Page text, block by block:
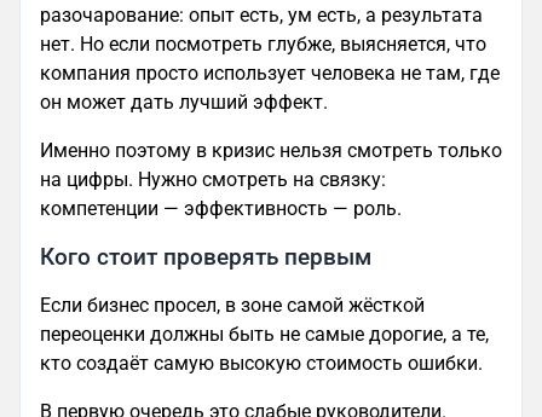
разочарование: опыт есть, ум есть, а результата
нет. Но если посмотреть глубже, выясняется, что
компания просто использует человека не там, где
он может дать лучший эффект.
Именно поэтому в кризис нельзя смотреть только
на цифры. Нужно смотреть на связку:
компетенции — эффективность — роль.
Кого стоит проверять первым
Если бизнес просел, в зоне самой жёсткой
переоценки должны быть не самые дорогие, а те,
кто создаёт самую высокую стоимость ошибки.
В первую очередь это слабые руководители.